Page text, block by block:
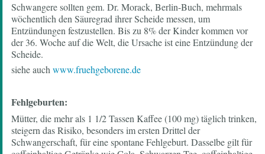
Schwangere sollten gem. Dr. Morack, Berlin-Buch, mehrmals
wöchentlich den Säuregrad ihrer Scheide messen, um
Entzündungen festzustellen. Bis zu 8% der Kinder kommen vor
der 36. Woche auf die Welt, die Ursache ist eine Entzündung der
Scheide.
siehe auchwww.fruehgeborene.de
Fehlgeburten:
Mütter, die mehr als 1 1/2 Tassen Kaffee (100 mg) täglich trinken,
steigern das Risiko, besonders im ersten Drittel der
Schwangerschaft, für eine spontane Fehlgeburt. Dasselbe gilt für